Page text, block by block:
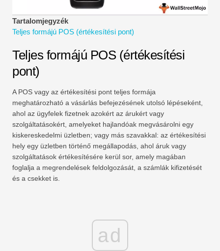
Pénzügyi modellezési oktatóanyagok
Teljes alak
Kockázatkezelési oktatóanyagok
Tartalomjegyzék
Teljes formájú POS (értékesítési pont)
Teljes formájú POS (értékesítési
pont)
A POS vagy az értékesítési pont teljes formája
meghatározható a vásárlás befejezésének utolsó lépéseként,
ahol az ügyfelek fizetnek azokért az árukért vagy
szolgáltatásokért, amelyeket hajlandóak megvásárolni egy
kiskereskedelmi üzletben; vagy más szavakkal: az értékesítési
hely egy üzletben történő megállapodás, ahol áruk vagy
szolgáltatások értékesítésére kerül sor, amely magában
foglalja a megrendelések feldolgozását, a számlák kifizetését
és a csekket is.
ad